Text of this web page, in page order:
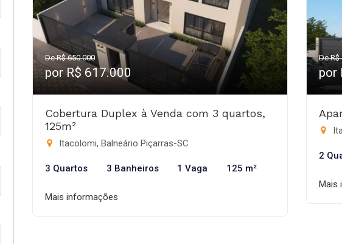
De R$ 650.000
por R$ 617.000
Cobertura Duplex à Venda com 3 quartos,
125m²
Itacolomi, Balneário Piçarras-SC
3 Quartos 3 Banheiros 1 Vaga 125 m²
Mais informações
De R$
por
2
Mais